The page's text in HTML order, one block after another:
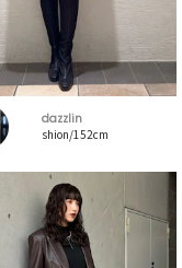
dazzlin
shion/152cm